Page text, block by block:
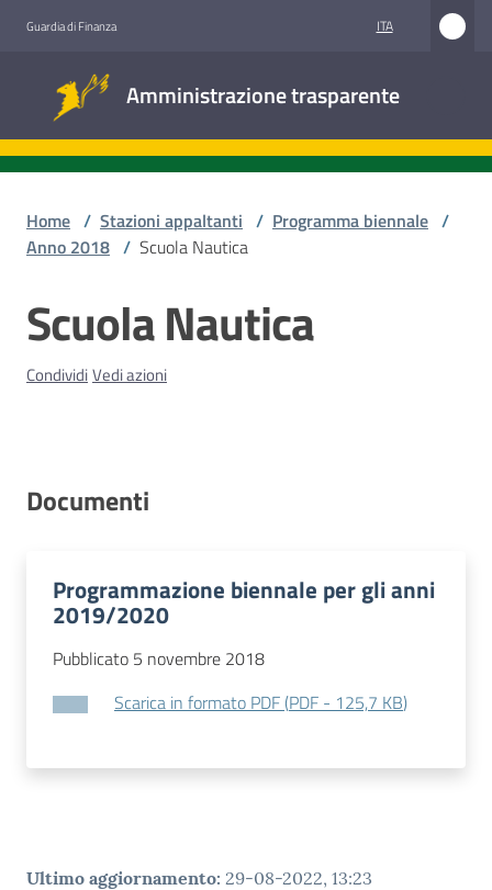
Guardia di Finanza ITA
Amministrazione trasparente
trasparente
civico
Stazioni
Home / Stazioni appaltanti / Programma biennale /
Anno 2018 / Scuola Nautica
Salta al contenuto
Scuola Nautica
CondividiVedi azioni
Documenti
Programmazione biennale per gli anni
2019/2020
Pubblicato 5 novembre 2018
Scarica in formato PDF (PDF - 125,7 KB)
Ultimo aggiornamento: 29-08-2022, 13:23